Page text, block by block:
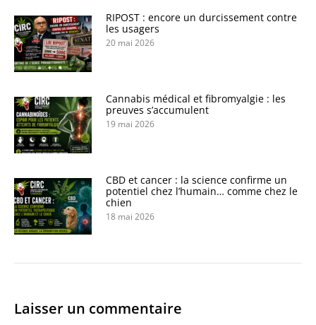
RIPOST : encore un durcissement contre
les usagers
20 mai 2026
Cannabis médical et fibromyalgie : les
preuves s’accumulent
19 mai 2026
CBD et cancer : la science confirme un
potentiel chez l’humain… comme chez le
chien
18 mai 2026
Laisser un commentaire